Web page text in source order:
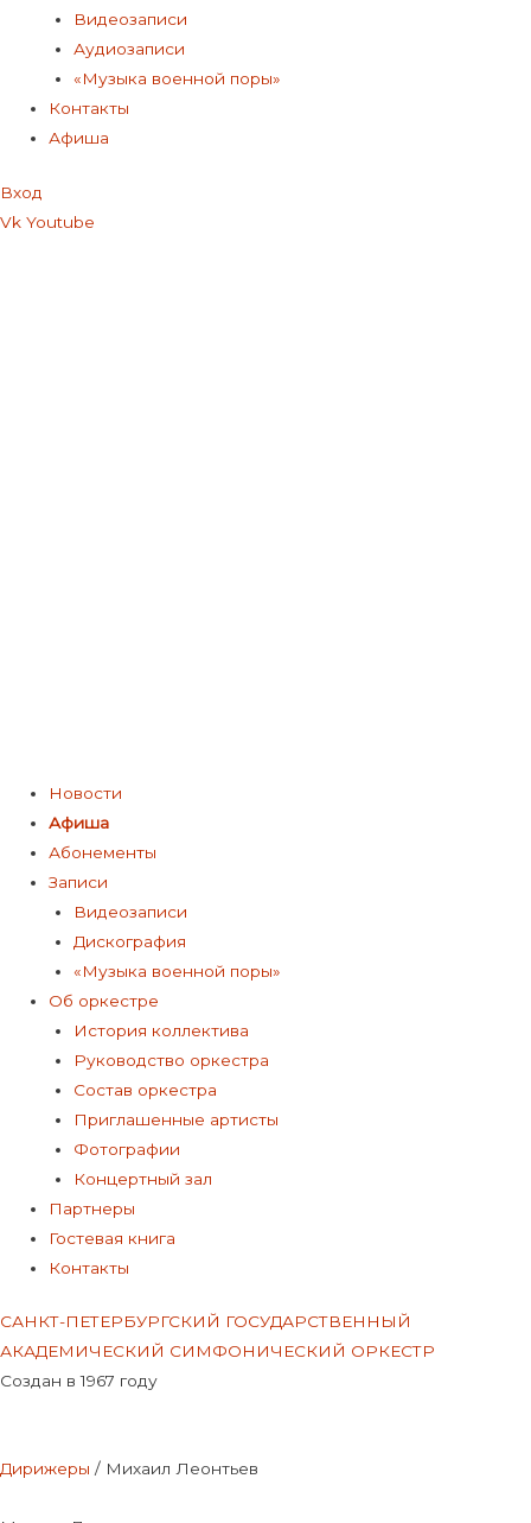
Видеозаписи
Аудиозаписи
«Музыка военной поры»
Контакты
Афиша
Вход
Vk Youtube
Меню Новости
Афиша
Абонементы
Записи
Видеозаписи
Дискография
«Музыка военной поры»
Об оркестре
История коллектива
Руководство оркестра
Состав оркестра
Приглашенные артисты
Фотографии
Концертный зал
Партнеры
Гостевая книга
Контакты
САНКТ-ПЕТЕРБУРГСКИЙ ГОСУДАРСТВЕННЫЙ
АКАДЕМИЧЕСКИЙ СИМФОНИЧЕСКИЙ ОРКЕСТР
Создан в 1967 году
Дирижеры / Михаил Леонтьев